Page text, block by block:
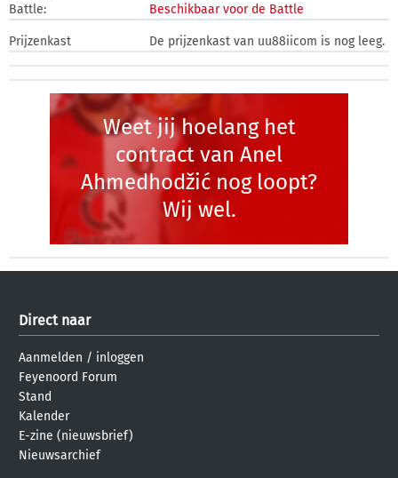
Battle:
Beschikbaar voor de Battle
Prijzenkast De prijzenkast van uu88iicom is nog leeg.
Weet jij hoelang het
contract van Anel
Ahmedhodžić nog loopt?
Wij wel.
Direct naar
Aanmelden / inloggen
Feyenoord Forum
Stand
Kalender
E-zine (nieuwsbrief)
Nieuwsarchief